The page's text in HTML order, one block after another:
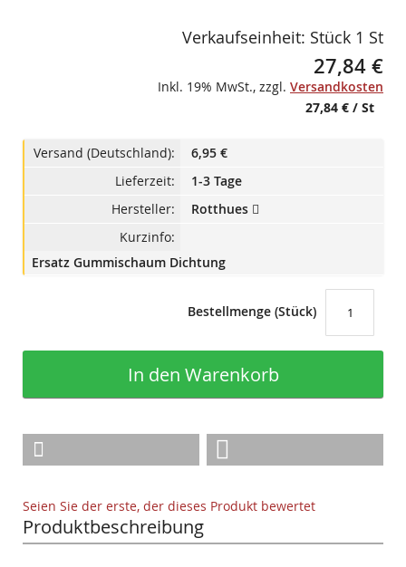
Verkaufseinheit: Stück 1 St
27,84 €
Inkl. 19% MwSt., zzgl. Versandkosten
27,84 € / St
Versand (Deutschland):
6,95 €
Lieferzeit:
1-3 Tage
Hersteller:
Rotthues
Kurzinfo:
Ersatz Gummischaum Dichtung
Bestellmenge (Stück)
In den Warenkorb
Seien Sie der erste, der dieses Produkt bewertet
Produktbeschreibung